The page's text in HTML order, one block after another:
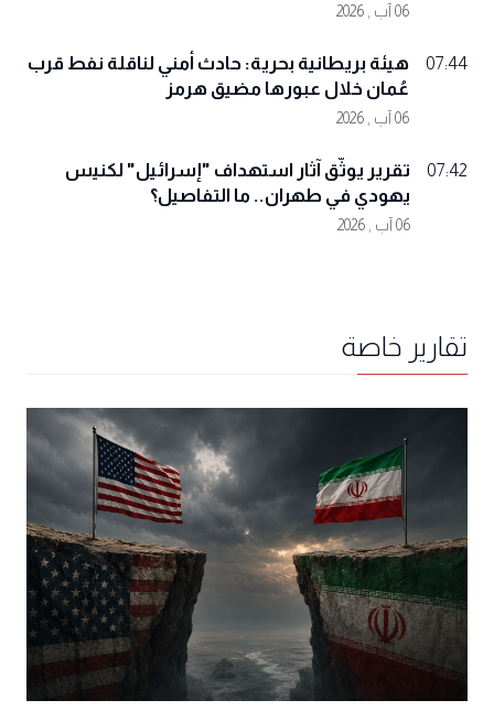
06 آب , 2026
07:44
هيئة بريطانية بحرية: حادث أمني لناقلة نفط قرب
عُمان خلال عبورها مضيق هرمز
06 آب , 2026
07:42
تقرير يوثّق آثار استهداف "إسرائيل" لكنيس
يهودي في طهران.. ما التفاصيل؟
06 آب , 2026
تقارير خاصة